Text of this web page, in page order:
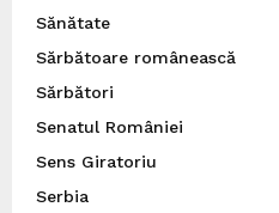
Sănătate
Sărbătoare românească
Sărbători
Senatul României
Sens Giratoriu
Serbia